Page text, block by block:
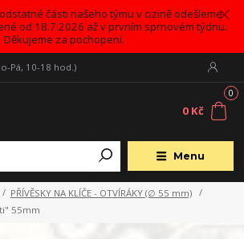
části našeho týmu v cizině odešleme
od 18.7.2026 až v prvním sprnovém týdnu.
Děkujeme za pochopení.
Menu
Pá, 10-18 hod.)
0
0 Kč
PŘÍVĚSKY NA KLÍČE - OTVÍRÁKY (∅ 55 mm)
55mm